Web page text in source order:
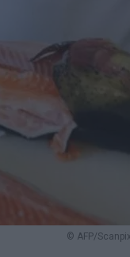
© AFP/